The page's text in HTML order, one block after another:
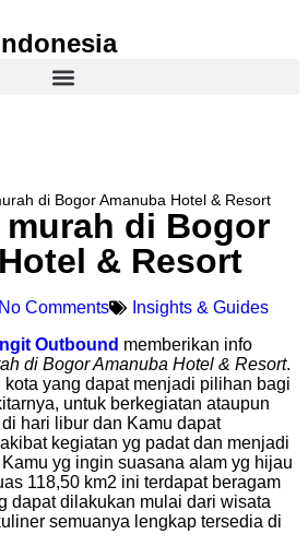
di Bogor Amanuba Hotel & Resort
di Bogor
& Resort
No Comments
Insights & Guides
Outbound memberikan info
di Bogor Amanuba Hotel & Resort.
kota yang dapat menjadi pilihan bagi
untuk berkegiatan ataupun
hari libur dan Kamu dapat
kegiatan yg padat dan menjadi
yg ingin suasana alam yg hijau
118,50 km2 ini terdapat beragam
dapat dilakukan mulai dari wisata
semuanya lengkap tersedia di